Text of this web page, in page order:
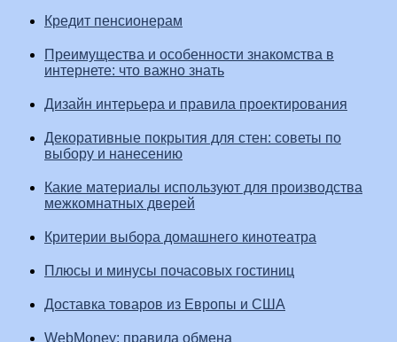
Кредит пенсионерам
Преимущества и особенности знакомства в
интернете: что важно знать
Дизайн интерьера и правила проектирования
Декоративные покрытия для стен: советы по
выбору и нанесению
Какие материалы используют для производства
межкомнатных дверей
Критерии выбора домашнего кинотеатра
Плюсы и минусы почасовых гостиниц
Доставка товаров из Европы и США
WebMoney: правила обмена